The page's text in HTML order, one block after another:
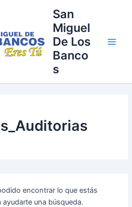
San
Miguel
De Los
Banco
s
encontrar lo que estás
una búsqueda.